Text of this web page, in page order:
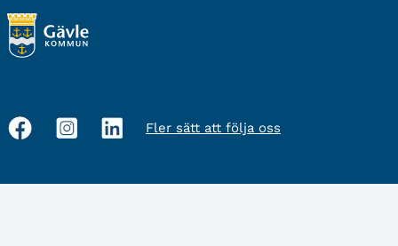
Sociala
Fler sätt att följa oss